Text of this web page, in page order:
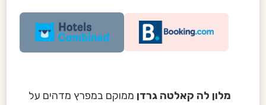
מלון לה קאלטה גרדן ממוקם במפרץ מדהים על